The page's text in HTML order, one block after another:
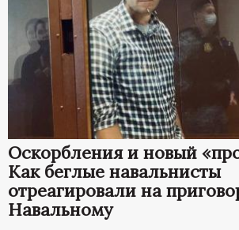
Оскорбления и новый
Как беглые навальнисты
отреагировали на
Навальному